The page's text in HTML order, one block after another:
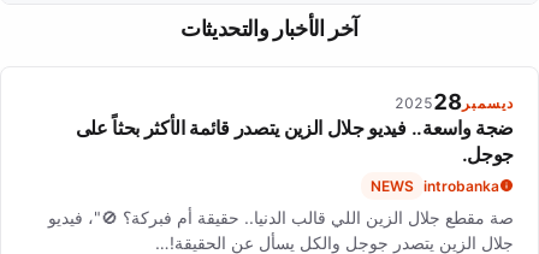
Chemla's work reflects a commitment to storytelling and
emotional truth, emphasizing discipline and authenticity over
آخر الأخبار والتحديثات
ديسمبر 28
2025
ضجة واسعة.. فيديو جلال الزين يتصدر قائمة الأكثر بحثاً على
جوجل.
introbanka
NEWS
صة مقطع جلال الزين اللي قالب الدنيا.. حقيقة أم فبركة؟ 🚫"، فيديو
جلال الزين يتصدر جوجل والكل يسأل عن الحقيقة!…